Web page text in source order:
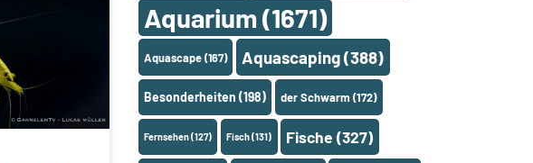
Aquarium (1671)
Aquascape(167) Aquascaping(388)
Besonderheiten (198) der Schwarm(172)
Fernsehen(127) Fisch(131) Fische (327)